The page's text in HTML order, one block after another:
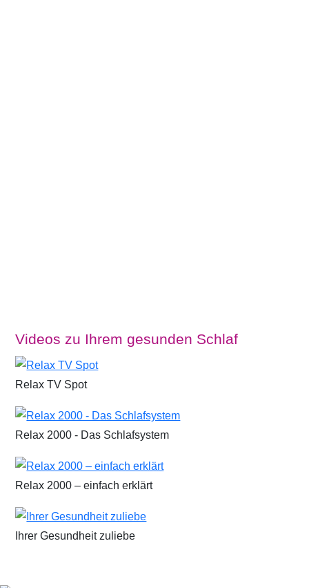
Videos zu Ihrem gesunden Schlaf
Relax TV Spot
Relax 2000 - Das Schlafsystem
Relax 2000 – einfach erklärt
Ihrer Gesundheit zuliebe